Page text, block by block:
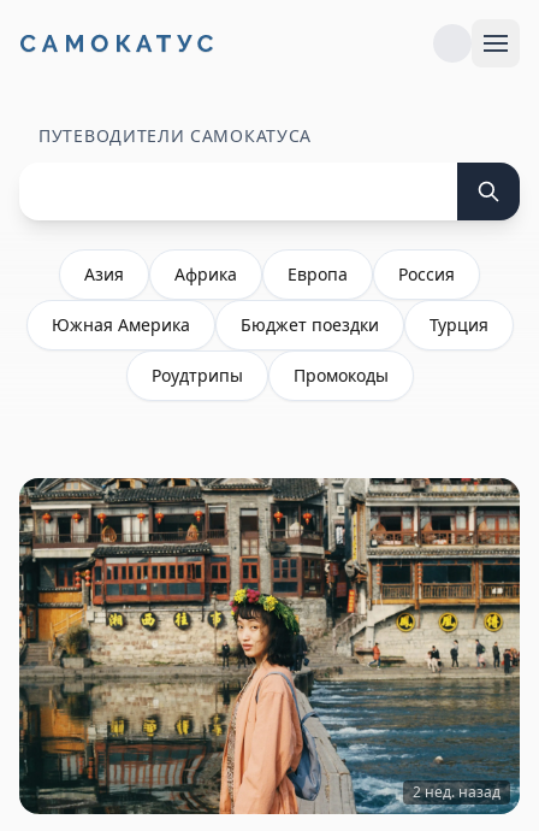
ПУТЕВОДИТЕЛИ САМОКАТУСА
Азия Африка Европа Россия
Южная Америка Бюджет поездки Турция
Роудтрипы Промокоды
2 нед. назад